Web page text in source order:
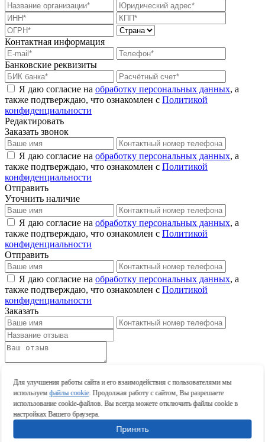
Контактная информация
Банковские реквизиты
Я даю согласие на обработку персональных данных, а
также подтверждаю, что ознакомлен с Политикой
конфиденциальности
Редактировать
Заказать звонок
Я даю согласие на обработку персональных данных, а
также подтверждаю, что ознакомлен с Политикой
конфиденциальности
Отправить
Уточнить наличие
Я даю согласие на обработку персональных данных, а
также подтверждаю, что ознакомлен с Политикой
конфиденциальности
Отправить
Я даю согласие на обработку персональных данных, а
также подтверждаю, что ознакомлен с Политикой
конфиденциальности
Заказать
Оставить отзыв
Оставить отзыв
Для улучшения работы сайта и его взаимодействия с пользователями мы
используемфайлы cookie. Продолжая работу с сайтом, Вы разрешаете
использование cookie-файлов. Вы всегда можете отключить файлы cookie в
настройках Вашего браузера.
Принять